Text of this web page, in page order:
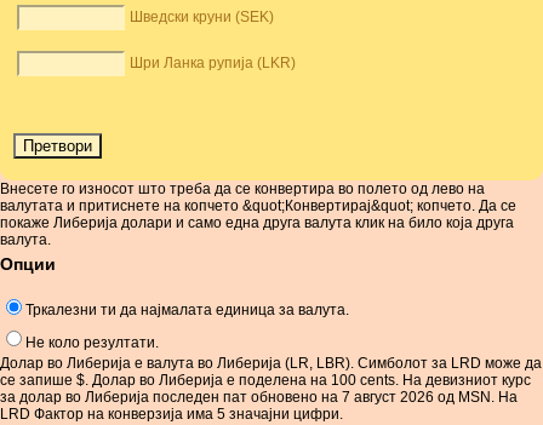
Шведски круни (SEK)
Шри Ланка рупија (LKR)
Внесете го износот што треба да се конвертира во полето од лево на
валутата и притиснете на копчето &quot;Конвертирај&quot; копчето. Да се ​​
покаже Либерија долари и само една друга валута клик на било која друга
валута.
Опции
Тркалезни ти да најмалата единица за валута.
Не коло резултати.
Долар во Либерија е валута во Либерија (LR, LBR). Симболот за LRD може да
се запише $. Долар во Либерија е поделена на 100 cents. На девизниот курс
за долар во Либерија последен пат обновено на 7 август 2026 од MSN. На
LRD Фактор на конверзија има 5 значајни цифри.